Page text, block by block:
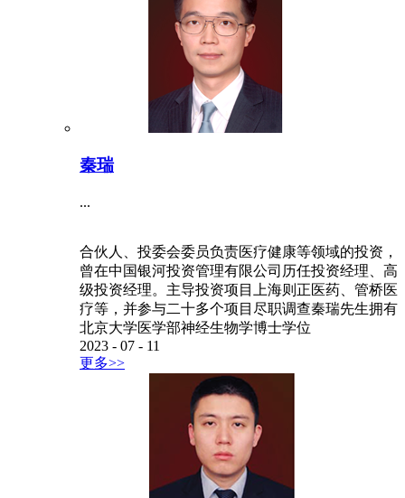
秦瑞
...
合伙人、投委会委员负责医疗健康等领域的投资，
曾在中国银河投资管理有限公司历任投资经理、高
级投资经理。主导投资项目上海则正医药、管桥医
疗等，并参与二十多个项目尽职调查秦瑞先生拥有
北京大学医学部神经生物学博士学位
2023 - 07 - 11
更多>>